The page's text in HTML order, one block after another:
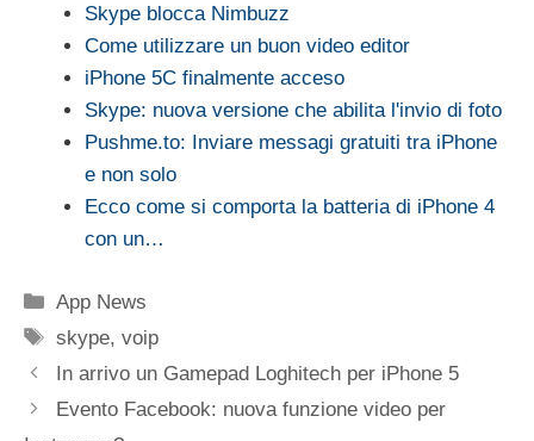
Skype blocca Nimbuzz
Come utilizzare un buon video editor
iPhone 5C finalmente acceso
Skype: nuova versione che abilita l'invio di foto
Pushme.to: Inviare messagi gratuiti tra iPhone
e non solo
Ecco come si comporta la batteria di iPhone 4
con un…
Categorie
App News
Tag
skype,voip
In arrivo un Gamepad Loghitech per iPhone 5
Evento Facebook: nuova funzione video per